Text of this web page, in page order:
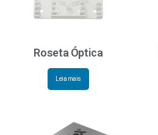
Roseta Óptica
Leia mais